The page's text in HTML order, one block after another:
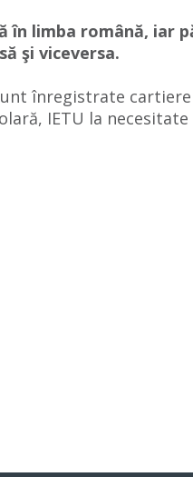
limba română, iar
şi viceversa.
înregistrate
IETU la